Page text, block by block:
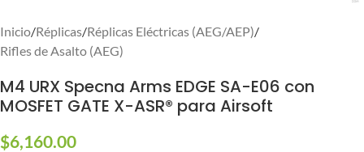
Inicio/Réplicas/Réplicas Eléctricas (AEG/AEP)/
Rifles de Asalto (AEG)
M4 URX Specna Arms EDGE SA-E06 con
MOSFET GATE X-ASR® para Airsoft
$6,160.00